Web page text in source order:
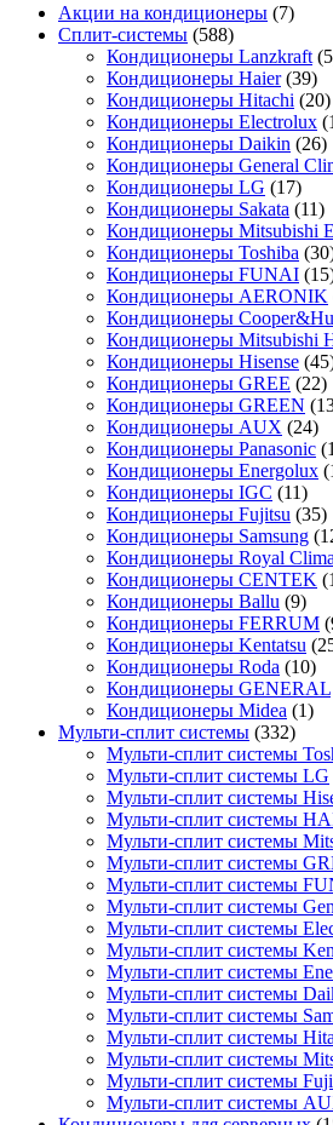
Акции на кондиционеры (7)
Сплит-системы (588)
Кондиционеры Lanzkraft
Кондиционеры Haier (39)
Кондиционеры Hitachi (20)
Кондиционеры Electrolux
Кондиционеры Daikin (26)
Кондиционеры General
Кондиционеры LG (17)
Кондиционеры Sakata (11)
Кондиционеры Mitsubishi
Кондиционеры Toshiba
Кондиционеры FUNAI
Кондиционеры AERONIK
Кондиционеры
Кондиционеры Mitsubishi
Кондиционеры Hisense
Кондиционеры GREE (22)
Кондиционеры GREEN
Кондиционеры AUX (24)
Кондиционеры Panasonic
Кондиционеры Energolux
Кондиционеры IGC (11)
Кондиционеры Fujitsu (35)
Кондиционеры Samsung
Кондиционеры Royal Clima
Кондиционеры CENTEK
Кондиционеры Ballu (9)
Кондиционеры FERRUM
Кондиционеры Kentatsu
Кондиционеры Roda (10)
Кондиционеры GENERAL
Кондиционеры Midea (1)
Мульти-сплит системы (332)
Мульти-сплит системы
Мульти-сплит системы LG
Мульти-сплит системы
Мульти-сплит системы
Мульти-сплит системы
Мульти-сплит системы
Мульти-сплит системы
Мульти-сплит системы
Мульти-сплит системы
Мульти-сплит системы
Мульти-сплит системы
Мульти-сплит системы
Мульти-сплит системы
Мульти-сплит системы
Мульти-сплит системы
Мульти-сплит системы
Мульти-сплит системы